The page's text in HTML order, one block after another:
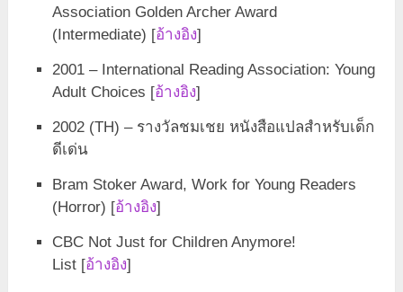
Association Golden Archer Award
(Intermediate) [อ้างอิง]
2001 – International Reading Association: Young
Adult Choices [อ้างอิง]
2002 (TH) – รางวัลชมเชย หนังสือแปลสำหรับเด็ก
ดีเด่น
Bram Stoker Award, Work for Young Readers
(Horror) [อ้างอิง]
CBC Not Just for Children Anymore!
List [อ้างอิง]